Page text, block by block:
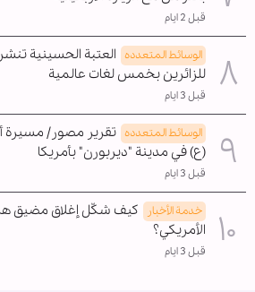
قبل 2 ايام
الوسائط المتعدده
للزائرين بخمس لغات عالمية
قبل 3 ايام
الوسائط المتعدده تقرير مصور/ مسيرة
(ع) في مدينة "ديربورن" بأمريكا
قبل 3 ايام
خدمة الأخبار
كيف شكّل إغلاق مضيق
الأمريكي؟
قبل 3 ايام